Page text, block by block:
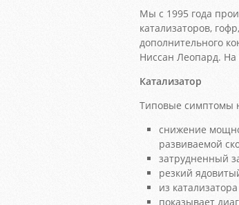
Мы с 1995 года
катализаторов,
дополнительного
Ниссан Леопард. На
Катализатор
Типовые симптомы
снижение
развиваемой
затрудненный
резкий
из
показывает